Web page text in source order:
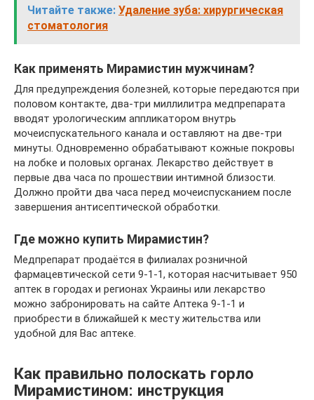
Читайте также: Удаление зуба: хирургическая
стоматология
Как применять Мирамистин мужчинам?
Для предупреждения болезней, которые передаются при
половом контакте, два-три миллилитра медпрепарата
вводят урологическим аппликатором внутрь
мочеиспускательного канала и оставляют на две-три
минуты. Одновременно обрабатывают кожные покровы
на лобке и половых органах. Лекарство действует в
первые два часа по прошествии интимной близости.
Должно пройти два часа перед мочеиспусканием после
завершения антисептической обработки.
Где можно купить Мирамистин?
Медпрепарат продаётся в филиалах розничной
фармацевтической сети 9-1-1, которая насчитывает 950
аптек в городах и регионах Украины или лекарство
можно забронировать на сайте Аптека 9-1-1 и
приобрести в ближайшей к месту жительства или
удобной для Вас аптеке.
Как правильно полоскать горло
Мирамистином: инструкция